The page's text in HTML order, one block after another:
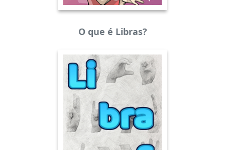
O que é Libras?